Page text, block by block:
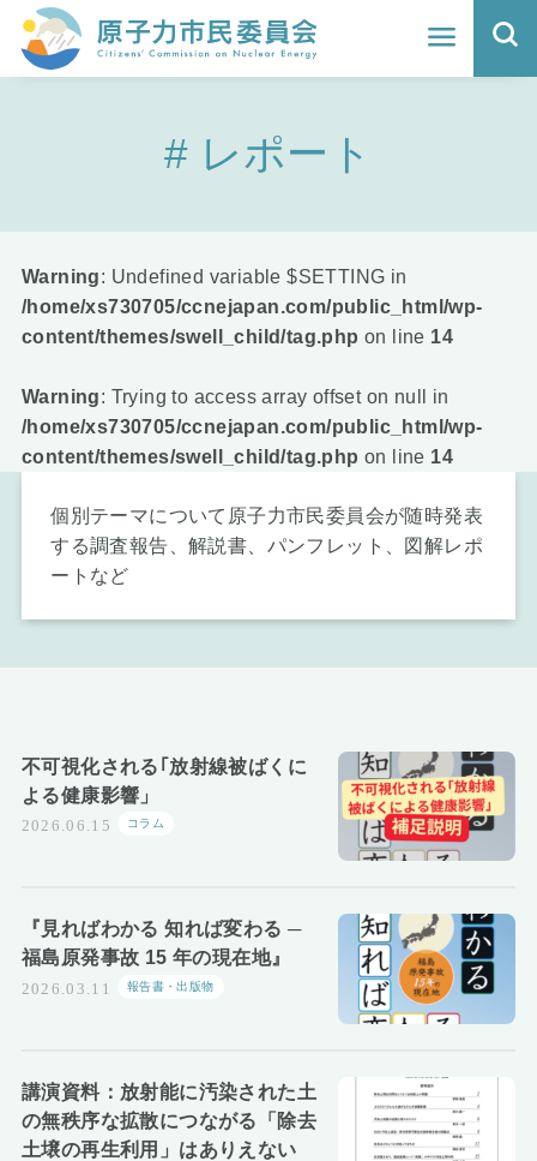
ホーム
よくわかる福島原発事故
核のごみの行方と課題
どうする？エネルギー
原子力市民委員会について
活動報告
お知らせ
レポート
Warning: Undefined variable $SETTING in
/home/xs730705/ccnejapan.com/public_html/wp-
content/themes/swell_child/tag.php on line 14
Warning: Trying to access array offset on null in
/home/xs730705/ccnejapan.com/public_html/wp-
content/themes/swell_child/tag.php on line 14
個別テーマについて原子力市民委員会が随時発表
する調査報告、解説書、パンフレット、図解レポ
ートなど
不可視化される｢放射線被ばくに
よる健康影響」
2026.06.15 コラム
『見ればわかる 知れば変わる ─
福島原発事故 15 年の現在地』
2026.03.11 報告書・出版物
講演資料：放射能に汚染された土
の無秩序な拡散につながる「除去
土壌の再生利用」はありえない